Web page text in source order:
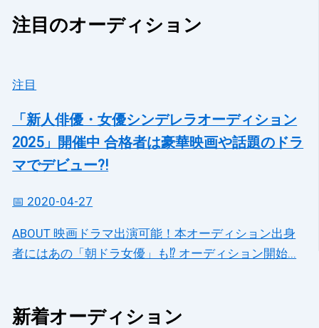
注目のオーディション
注目
「新人俳優・女優シンデレラオーディション
2025」開催中 合格者は豪華映画や話題のドラ
マでデビュー?!
📅 2020-04-27
ABOUT 映画ドラマ出演可能！本オーディション出身
者にはあの「朝ドラ女優」も⁉ オーディション開始...
新着オーディション